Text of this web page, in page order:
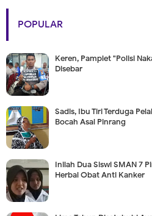
POPULAR
Keren, Pamplet "Polisi
Disebar
Sadis, Ibu Tiri Terduga
Bocah Asal Pinrang
Inilah Dua Siswi SMAN 7
Herbal Obat Anti Kanker